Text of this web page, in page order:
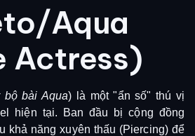
Aqua
Actress)
bộ bài Aqua) là một "ẩn số" thú vị
hiện tại. Ban đầu bị cộng đồng
khả năng xuyên thấu (Piercing) để